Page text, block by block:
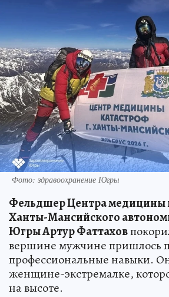
Фото: здравоохранение Югры
Фельдшер Центра медицины
Ханты-Мансийского
Югры Артур Фаттахов
вершине мужчине пришлось
профессиональные навыки.
женщине-экстремалке,
на высоте.